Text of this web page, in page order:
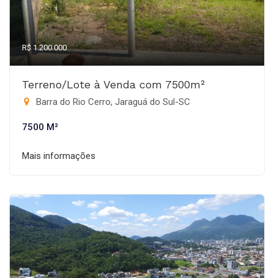
R$ 1.200.000
Terreno/Lote à Venda com 7500m²
Barra do Rio Cerro, Jaraguá do Sul-SC
7500 M²
Mais informações